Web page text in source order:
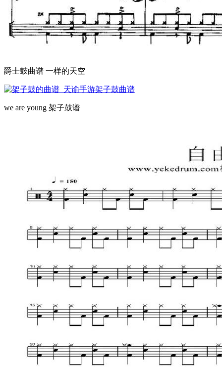
爵士鼓曲谱 一样的天空
we are young 架子鼓谱